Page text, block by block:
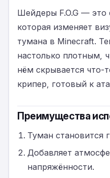
Шейдеры F.O.G — это
которая изменяет
тумана в Minecraft.
настолько плотным,
нём скрывается что-
крипер, готовый к
Преимущества
Туман становится
Добавляет
напряжённости.